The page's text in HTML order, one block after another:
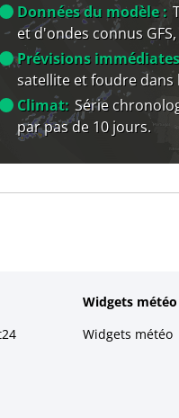
Données du modèle :
et d'ondes connus GFS,
Prévisions
satellite et foudre
Climat: Série
par pas de 10 jours.
Widgets météo
Widgets météo